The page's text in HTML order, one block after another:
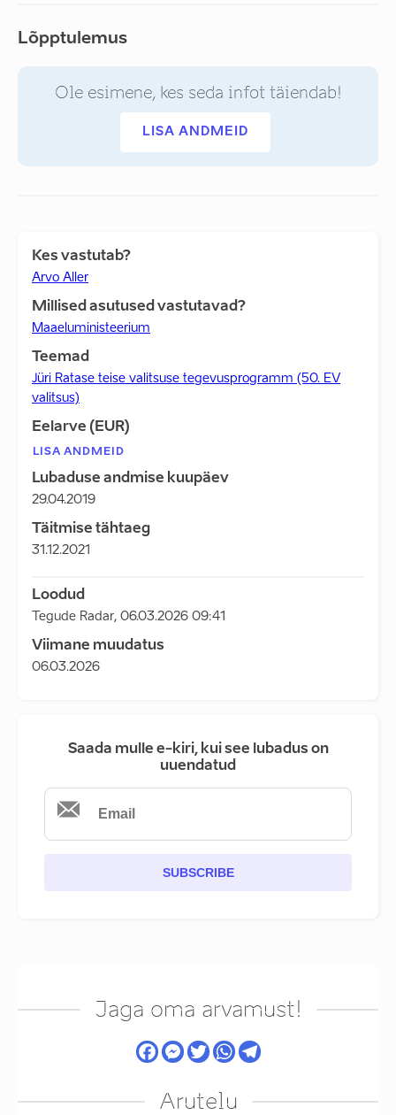
Lõpptulemus
Ole esimene, kes seda infot täiendab!
LISA ANDMEID
Kes vastutab?
Arvo Aller
Millised asutused vastutavad?
Maaeluministeerium
Teemad
Jüri Ratase teise valitsuse tegevusprogramm (50. EV
valitsus)
Eelarve (EUR)
LISA ANDMEID
Lubaduse andmise kuupäev
29.04.2019
Täitmise tähtaeg
31.12.2021
Loodud
Tegude Radar, 06.03.2026 09:41
Viimane muudatus
06.03.2026
Saada mulle e-kiri, kui see lubadus on
uuendatud
SUBSCRIBE
Jaga oma arvamust!
Arutelu